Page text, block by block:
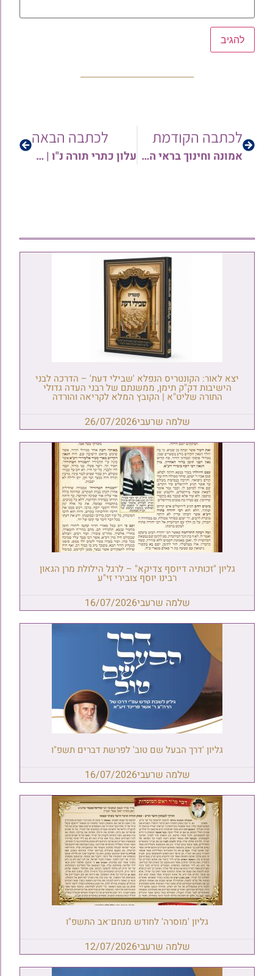
לכתבה הקודמת
אמונה וחינוך בראי הפרשה | פרשת בהעלותך תשפ"א | המחנך הרב מיכאל זכריהו
לכתבה הבאה
עלון כתרי תורה נ"ו | פרשת בהעלותך תשפ"א
יצא לאור: הקונטריס הנפלא 'שבילי דעת' – הדרכה לבני
הישיבות דק"ק תימן, ממשנתם של רבני העדה גדולי
התורה שליט"א | הקובץ המלא לקריאה והורדה
שלמה שרעבי26/07/2026
גליון "זכותיה דיוסף צדיקא" – לרגל הילולת מרן הגאון
רבינו יוסף צובירי זי"ע
שלמה שרעבי16/07/2026
גליון 'דרך הבעל שם טוב' לפרשת דברים תשפ"ו
שלמה שרעבי16/07/2026
גליון 'מוסרה' לחודש מנחם־אב התשפ"ו
שלמה שרעבי12/07/2026